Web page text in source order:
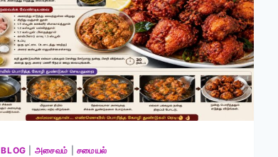
BLOG அசைவம் சமையல்